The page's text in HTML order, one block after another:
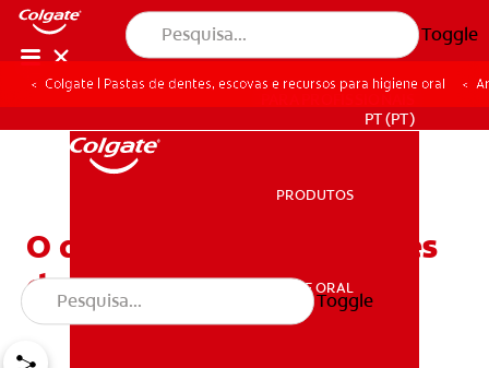
Toggle
SAÚDE ORAL
PT (PT)
PRODUTOS
SAÚDE ORAL
Toggle
Colgate | Pastas de dentes, escovas e recursos para higiene oral
O que são Coroas e Pontes
dentárias?